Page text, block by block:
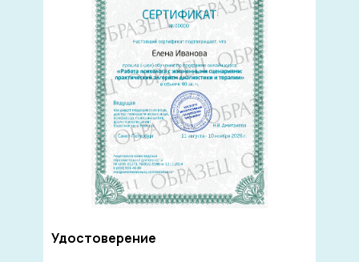
Удостоверение